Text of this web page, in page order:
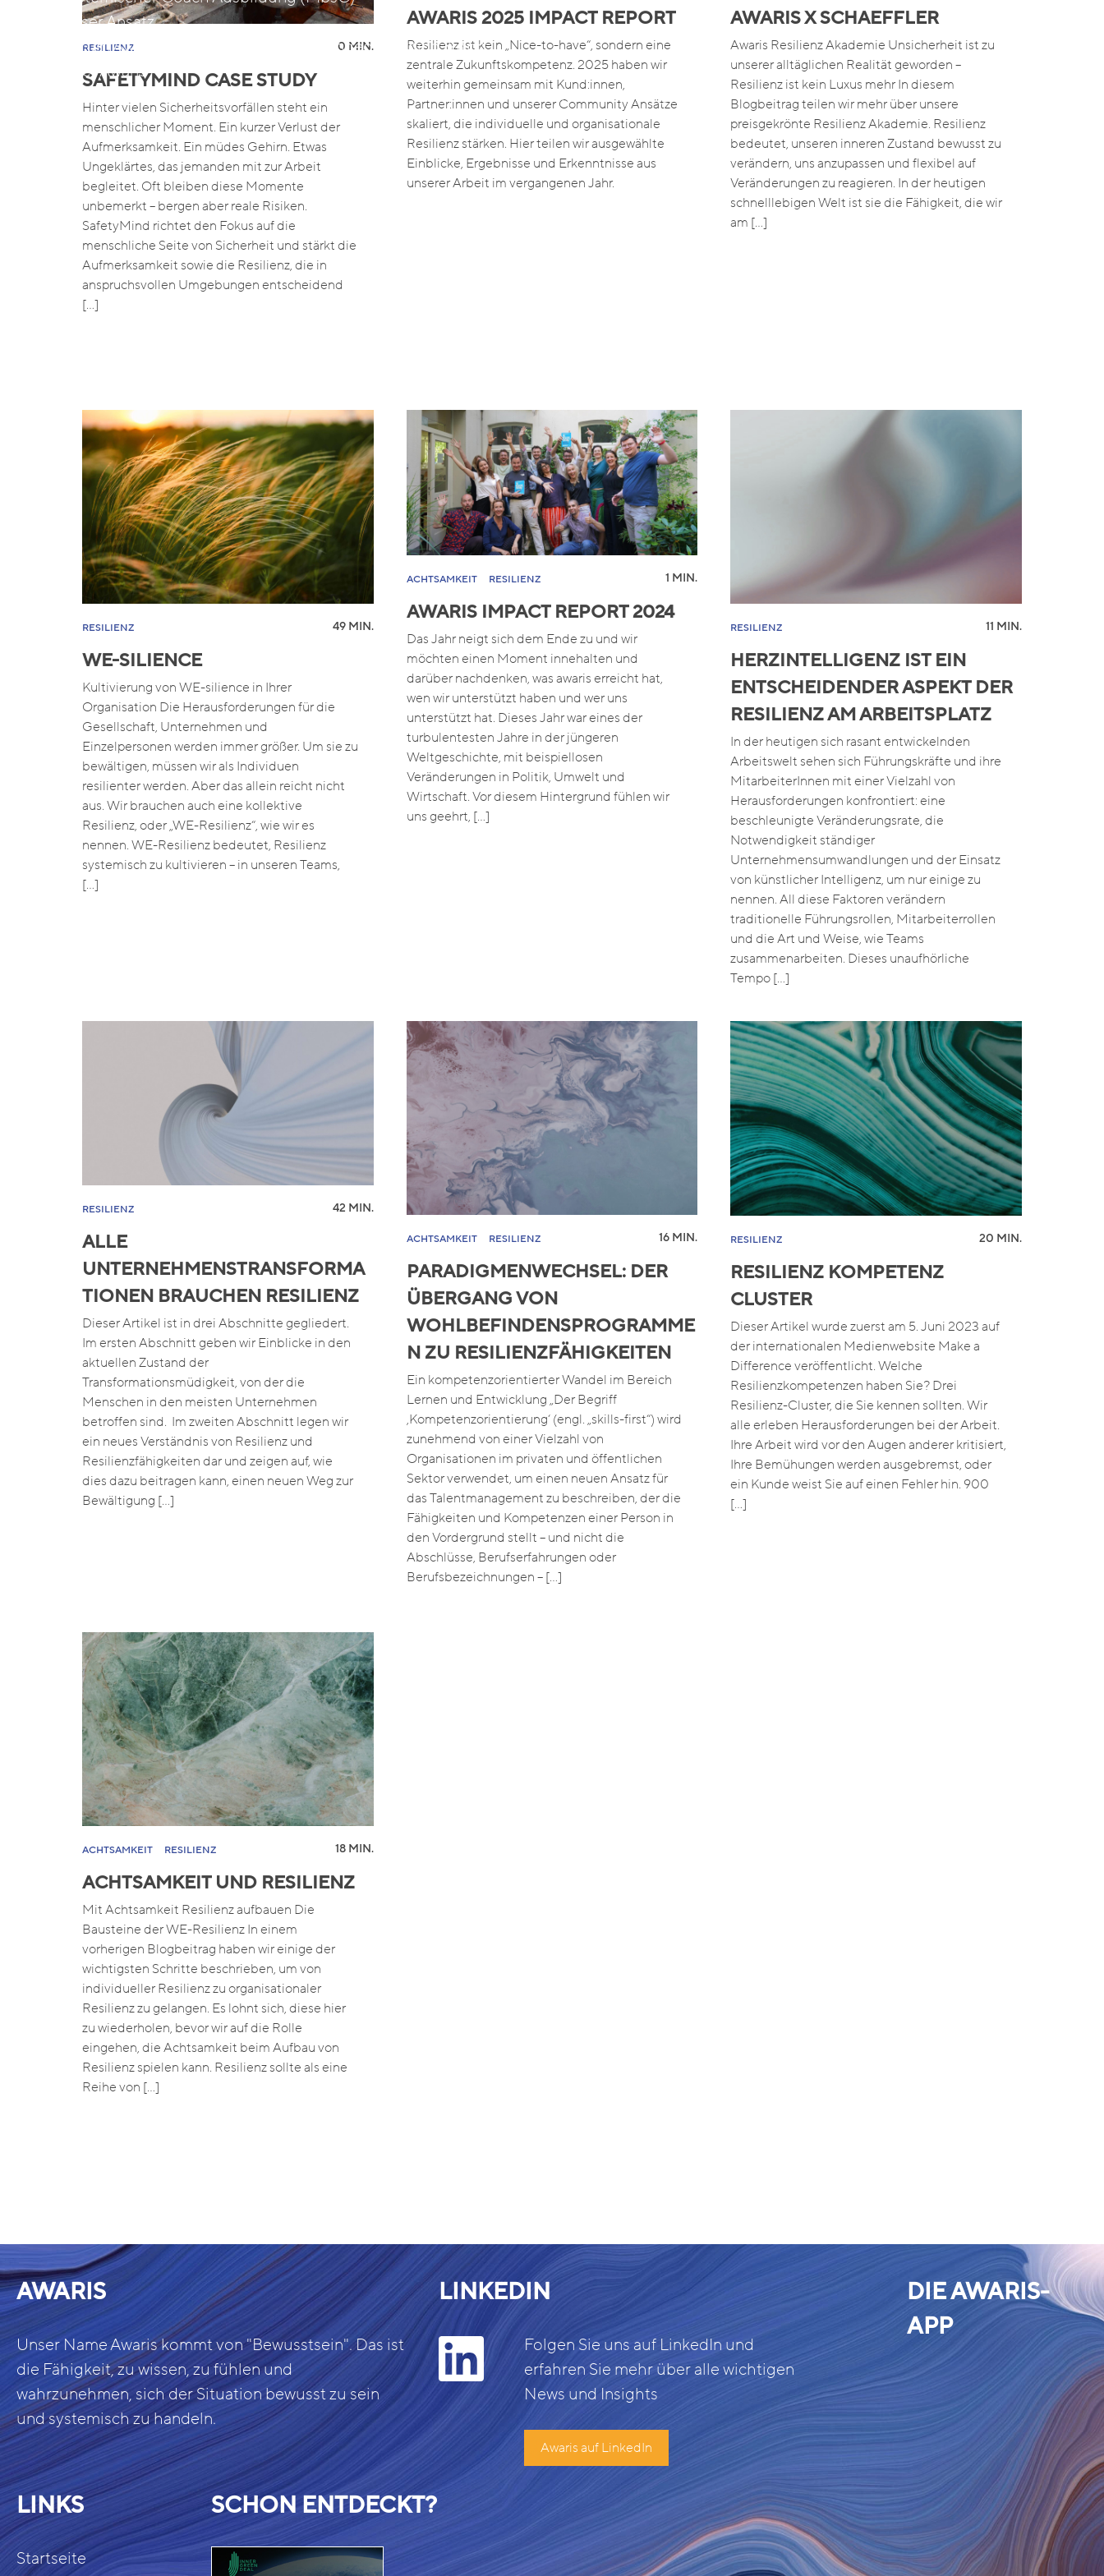
Unser Ansatz
Darum Awaris
Blended Learning & App
Über Awaris
Case Studies Kontakt Insights
RESILIENZ 0 MIN.
SAFETYMIND CASE STUDY
Hinter vielen Sicherheitsvorfällen steht ein
menschlicher Moment. Ein kurzer Verlust der
Aufmerksamkeit. Ein müdes Gehirn. Etwas
Ungeklärtes, das jemanden mit zur Arbeit
begleitet. Oft bleiben diese Momente
unbemerkt – bergen aber reale Risiken.
SafetyMind richtet den Fokus auf die
menschliche Seite von Sicherheit und stärkt die
Aufmerksamkeit sowie die Resilienz, die in
anspruchsvollen Umgebungen entscheidend
[…]
AWARIS 2025 IMPACT REPORT
Resilienz ist kein „Nice-to-have“, sondern eine
zentrale Zukunftskompetenz. 2025 haben wir
weiterhin gemeinsam mit Kund:innen,
Partner:innen und unserer Community Ansätze
skaliert, die individuelle und organisationale
Resilienz stärken. Hier teilen wir ausgewählte
Einblicke, Ergebnisse und Erkenntnisse aus
unserer Arbeit im vergangenen Jahr.
AWARIS X SCHAEFFLER
Awaris Resilienz Akademie Unsicherheit ist zu
unserer alltäglichen Realität geworden –
Resilienz ist kein Luxus mehr In diesem
Blogbeitrag teilen wir mehr über unsere
preisgekrönte Resilienz Akademie. Resilienz
bedeutet, unseren inneren Zustand bewusst zu
verändern, uns anzupassen und flexibel auf
Veränderungen zu reagieren. In der heutigen
schnelllebigen Welt ist sie die Fähigkeit, die wir
am […]
RESILIENZ 49 MIN.
WE-SILIENCE
Kultivierung von WE-silience in Ihrer
Organisation Die Herausforderungen für die
Gesellschaft, Unternehmen und
Einzelpersonen werden immer größer. Um sie zu
bewältigen, müssen wir als Individuen
resilienter werden. Aber das allein reicht nicht
aus. Wir brauchen auch eine kollektive
Resilienz, oder „WE-Resilienz“, wie wir es
nennen. WE-Resilienz bedeutet, Resilienz
systemisch zu kultivieren – in unseren Teams,
[…]
ACHTSAMKEIT RESILIENZ 1 MIN.
AWARIS IMPACT REPORT 2024
Das Jahr neigt sich dem Ende zu und wir
möchten einen Moment innehalten und
darüber nachdenken, was awaris erreicht hat,
wen wir unterstützt haben und wer uns
unterstützt hat. Dieses Jahr war eines der
turbulentesten Jahre in der jüngeren
Weltgeschichte, mit beispiellosen
Veränderungen in Politik, Umwelt und
Wirtschaft. Vor diesem Hintergrund fühlen wir
uns geehrt, […]
RESILIENZ 11 MIN.
HERZINTELLIGENZ IST EIN
ENTSCHEIDENDER ASPEKT DER
RESILIENZ AM ARBEITSPLATZ
In der heutigen sich rasant entwickelnden
Arbeitswelt sehen sich Führungskräfte und ihre
MitarbeiterInnen mit einer Vielzahl von
Herausforderungen konfrontiert: eine
beschleunigte Veränderungsrate, die
Notwendigkeit ständiger
Unternehmensumwandlungen und der Einsatz
von künstlicher Intelligenz, um nur einige zu
nennen. All diese Faktoren verändern
traditionelle Führungsrollen, Mitarbeiterrollen
und die Art und Weise, wie Teams
zusammenarbeiten. Dieses unaufhörliche
Tempo […]
RESILIENZ 42 MIN.
ALLE
UNTERNEHMENSTRANSFORMA
TIONEN BRAUCHEN RESILIENZ
Dieser Artikel ist in drei Abschnitte gegliedert.
Im ersten Abschnitt geben wir Einblicke in den
aktuellen Zustand der
Transformationsmüdigkeit, von der die
Menschen in den meisten Unternehmen
betroffen sind. Im zweiten Abschnitt legen wir
ein neues Verständnis von Resilienz und
Resilienzfähigkeiten dar und zeigen auf, wie
dies dazu beitragen kann, einen neuen Weg zur
Bewältigung […]
ACHTSAMKEIT RESILIENZ 16 MIN.
PARADIGMENWECHSEL: DER
ÜBERGANG VON
WOHLBEFINDENSPROGRAMME
N ZU RESILIENZFÄHIGKEITEN
Ein kompetenzorientierter Wandel im Bereich
Lernen und Entwicklung „Der Begriff
‚Kompetenzorientierung‘ (engl. „skills-first“) wird
zunehmend von einer Vielzahl von
Organisationen im privaten und öffentlichen
Sektor verwendet, um einen neuen Ansatz für
das Talentmanagement zu beschreiben, der die
Fähigkeiten und Kompetenzen einer Person in
den Vordergrund stellt – und nicht die
Abschlüsse, Berufserfahrungen oder
Berufsbezeichnungen – […]
RESILIENZ 20 MIN.
RESILIENZ KOMPETENZ
CLUSTER
Dieser Artikel wurde zuerst am 5. Juni 2023 auf
der internationalen Medienwebsite Make a
Difference veröffentlicht. Welche
Resilienzkompetenzen haben Sie? Drei
Resilienz-Cluster, die Sie kennen sollten. Wir
alle erleben Herausforderungen bei der Arbeit.
Ihre Arbeit wird vor den Augen anderer kritisiert,
Ihre Bemühungen werden ausgebremst, oder
ein Kunde weist Sie auf einen Fehler hin. 900
[…]
ACHTSAMKEIT RESILIENZ 18 MIN.
ACHTSAMKEIT UND RESILIENZ
Mit Achtsamkeit Resilienz aufbauen Die
Bausteine der WE-Resilienz In einem
vorherigen Blogbeitrag haben wir einige der
wichtigsten Schritte beschrieben, um von
individueller Resilienz zu organisationaler
Resilienz zu gelangen. Es lohnt sich, diese hier
zu wiederholen, bevor wir auf die Rolle
eingehen, die Achtsamkeit beim Aufbau von
Resilienz spielen kann. Resilienz sollte als eine
Reihe von […]
AWARIS
Unser Name Awaris kommt von "Bewusstsein". Das ist
die Fähigkeit, zu wissen, zu fühlen und
wahrzunehmen, sich der Situation bewusst zu sein
und systemisch zu handeln.
LINKEDIN
Folgen Sie uns auf LinkedIn und
erfahren Sie mehr über alle wichtigen
News und Insights
Awaris auf LinkedIn
LINKS
Startseite
SCHON ENTDECKT?
DIE AWARIS-
APP